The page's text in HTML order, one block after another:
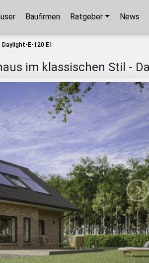
finden!
Klicks hilft Ihnen unser
zu finden.
Kontakt
Kataloge
Hersteller
Jetzt den Assistenten starten!
schließen
Baufirmen Ratgeber News
Daylight-E-120 E1
im klassischen Stil -